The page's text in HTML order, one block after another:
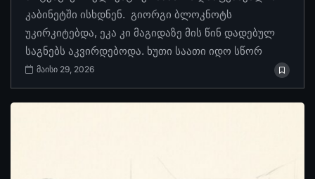
კაბინეტში ისხდნენ. გიორგი ბლოკნოტს
უკირკიტებდა, ეკა კი მაგიდაზე მის წინ დადებულ
საგნებს აკვირდებოდა. ხუთი საათი იდო სწორ
მაისი 29, 2026